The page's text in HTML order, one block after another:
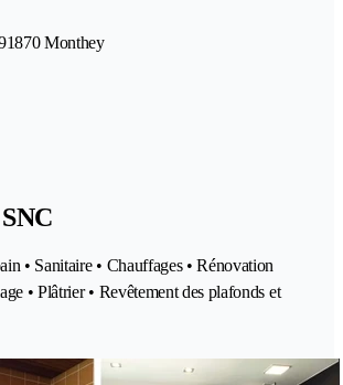
1870 Monthey
• Sanitaire • Chauffages • Rénovation
• Plâtrier • Revêtement des plafonds et